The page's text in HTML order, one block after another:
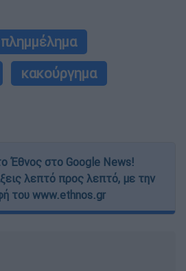
πλημμέλημα
κακούργημα
Έθνος στο Google News!
λεπτό προς λεπτό, με την
του www.ethnos.gr